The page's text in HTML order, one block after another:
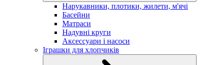
Нарукавники, плотики, жилети, м'ячі
Басейни
Матраси
Надувні круги
Аксессуари і насоси
Іграшки для хлопчиків